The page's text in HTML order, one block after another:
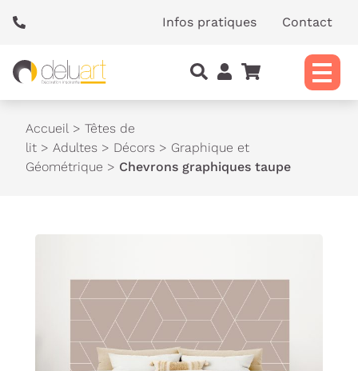
Infos pratiques Contact
Accueil > Têtes de
lit > Adultes > Décors > Graphique et
Géométrique > Chevrons graphiques taupe